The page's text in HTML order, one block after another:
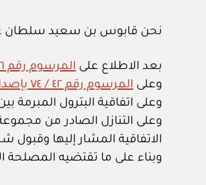
نحن قابوس بن سعيد سلطان
بعد الاطلاع على المرسوم رقم ٢٦ / ٧٥ بإصدار قانون تنظيم الجهاز الإداري للدولة وتعديلاته
وعلى المرسوم رقم ٤٢ / ٧٤ بإصدار قانون البترول والمعادن
وعلى اتفاقية البترول المبرمة بين حكومة
الاتفاقية المشار إليها وقبول شركة
وبناء على ما تقتضيه المصلحة